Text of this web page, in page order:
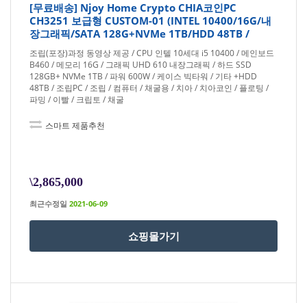
[무료배송] Njoy Home Crypto CHIA코인PC
CH3251 보급형 CUSTOM-01 (INTEL 10400/16G/내
장그래픽/SATA 128G+NVMe 1TB/HDD 48TB /
조립(포장)과정 동영상 제공 / CPU 인텔 10세대 i5 10400 / 메인보드
B460 / 메모리 16G / 그래픽 UHD 610 내장그래픽 / 하드 SSD
128GB+ NVMe 1TB / 파워 600W / 케이스 빅타워 / 기타 +HDD
48TB / 조립PC / 조립 / 컴퓨터 / 채굴용 / 치아 / 치아코인 / 플로팅 /
파밍 / 이빨 / 크립토 / 채굴
스마트 제품추천
\2,865,000
최근수정일 2021-06-09
쇼핑몰가기